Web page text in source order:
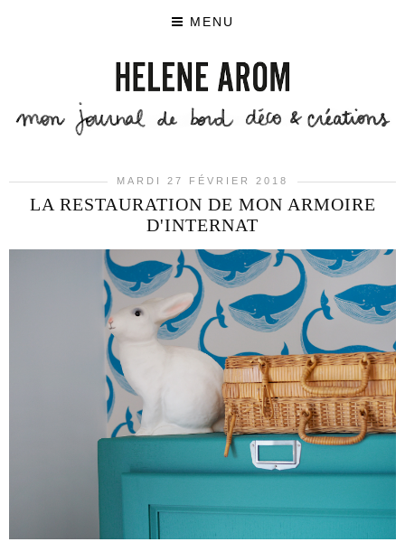
MENU
MARDI 27 FÉVRIER 2018
LA RESTAURATION DE MON ARMOIRE
D'INTERNAT